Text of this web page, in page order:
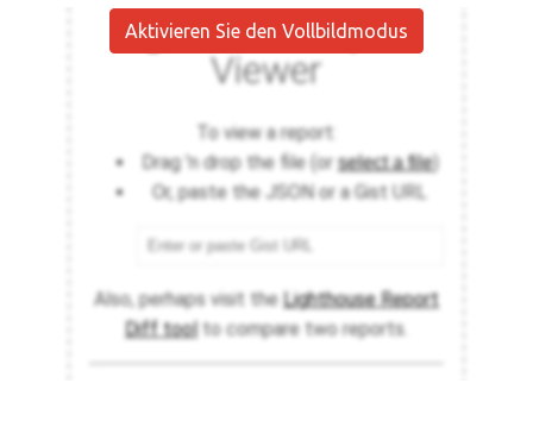
Aktivieren Sie den Vollbildmodus